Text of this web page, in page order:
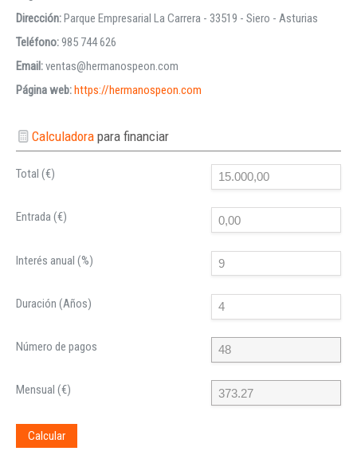
Dirección:Parque Empresarial La Carrera - 33519 - Siero - Asturias
Teléfono:985 744 626
Email:ventas@hermanospeon.com
Página web:https://hermanospeon.com
Calculadorapara financiar
Total (€)
Entrada (€)
Interés anual (%)
Duración (Años)
Número de pagos
Mensual (€)
Calcular